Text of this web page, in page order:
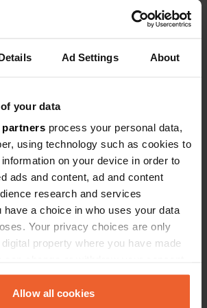
Ad Settings About
your data
partners process your personal data,
using technology such as cookies to
on your device in order to
ads and content, ad and content
research and services
have a choice in who uses your data
Your privacy choices are only
property where you have made
Declaration or by clicking on
icon.
Allow all cookies
Allemagne